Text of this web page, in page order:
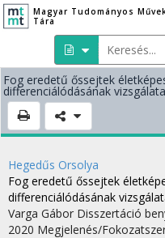
Magyar Tudományos
Tára
Fog eredetű őssejtek
differenciálódásának
Hegedűs Orsolya
Fog eredetű őssejtek
differenciálódásának
Varga Gábor Disszertáció
2020 Megjelenés/